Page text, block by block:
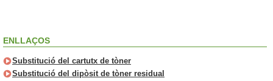
ENLLAÇOS
Substitució del cartutx de tòner
Substitució del dipòsit de tòner residual